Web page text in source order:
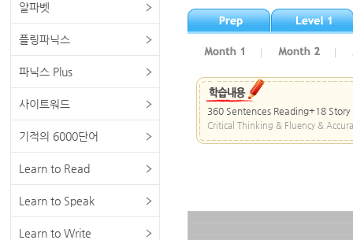
알파벳
플링파닉스
파닉스 Plus
사이트워드
기적의 6000단어
Learn to Read
Learn to Speak
Learn to Write
360 Sentences Reading+18
Critical Thinking & Fluency &